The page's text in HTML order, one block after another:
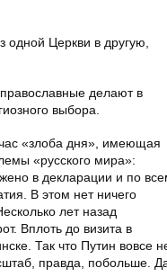
Церкви в другую,
делают в
выбора.
«злоба дня», имеющая
«русского мира»:
в декларации и по
В этом нет ничего
лет назад
Вплоть до визита в
Так что Путин вовсе
правда, побольше.